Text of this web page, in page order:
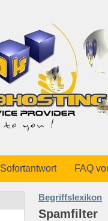
Sofortantwort FAQ
Begriffslexikon
Spamfilter